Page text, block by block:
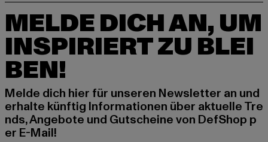
MELDE DICH AN, UM
INSPIRIERT ZU BLEI
BEN!
Melde dich hier für unseren Newsletter an und
erhalte künftig Informationen über aktuelle Tre
nds, Angebote und Gutscheine von DefShop p
er E-Mail!